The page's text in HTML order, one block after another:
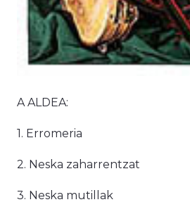
A ALDEA:
1. Erromeria
2. Neska zaharrentzat
3. Neska mutillak